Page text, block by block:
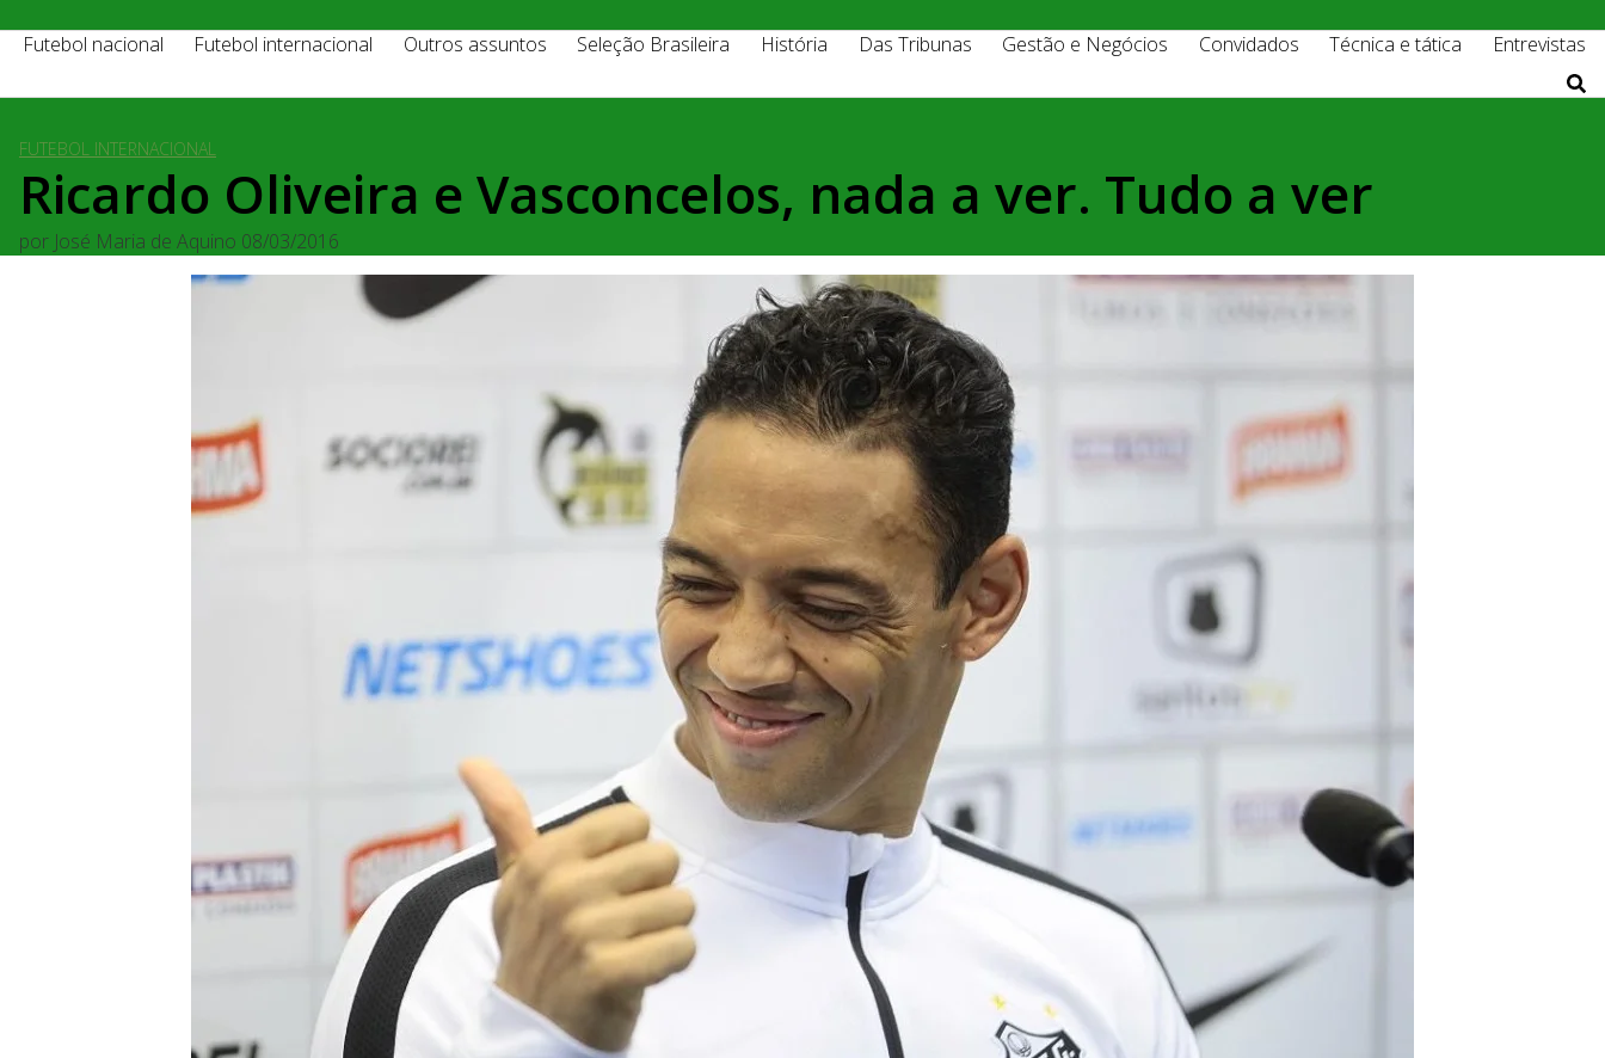
Futebol nacional Futebol internacional Outros assuntos Seleção Brasileira História Das Tribunas Gestão e Negócios Convidados Técnica e tática Entrevistas
FUTEBOL INTERNACIONAL
Ricardo Oliveira e Vasconcelos, nada a ver. Tudo a ver
por José Maria de Aquino 08/03/2016